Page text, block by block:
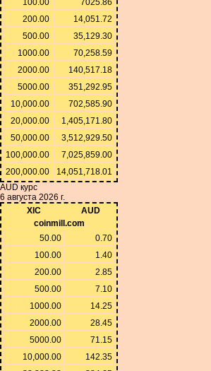
200.00
14,051.72
500.00
35,129.30
1000.00
70,258.59
2000.00
140,517.18
5000.00
351,292.95
10,000.00
702,585.90
20,000.00
1,405,171.80
50,000.00
3,512,929.50
100,000.00
7,025,859.00
200,000.00
14,051,718.01
AUD курс
6 августа 2026 г.
XIC
AUD
coinmill.com
50.00
0.70
100.00
1.40
200.00
2.85
500.00
7.10
1000.00
14.25
2000.00
28.45
5000.00
71.15
10,000.00
142.35